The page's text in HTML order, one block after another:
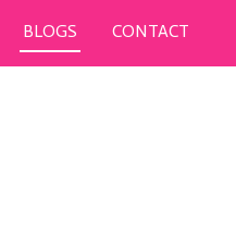
BLOGS CONTACT